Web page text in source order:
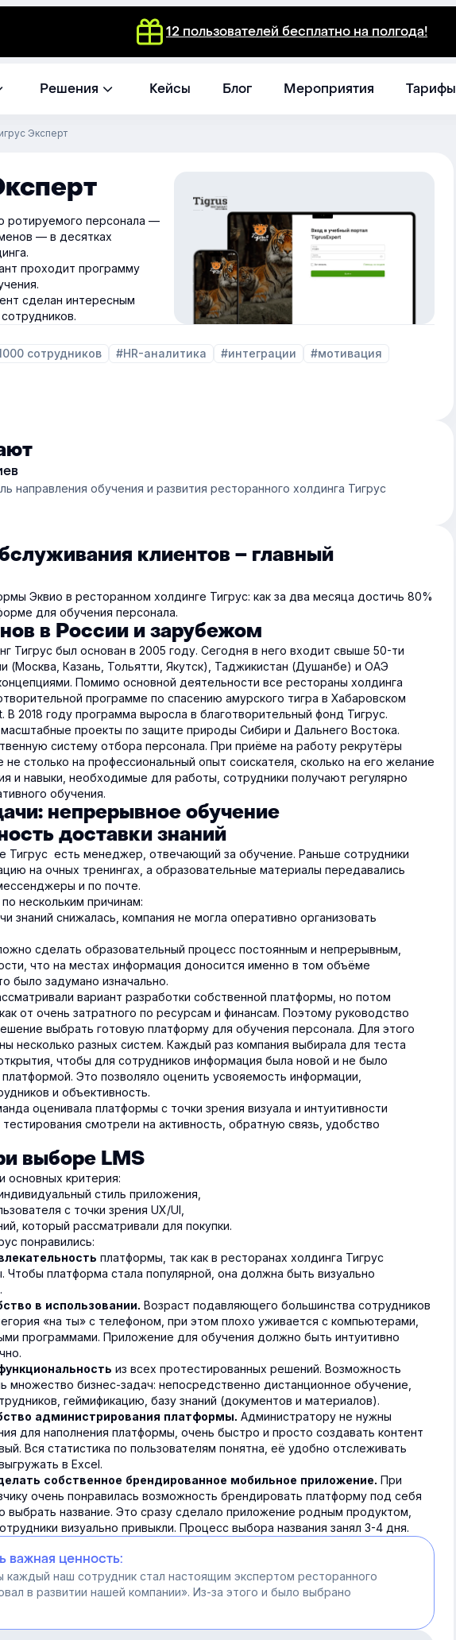
12 пользователей бесплатно на полгода!
Решения Кейсы Блог Мероприятия Тарифы
Эксперт
ротируемого персонала —
— в десятках
проходит программу
сделан интересным
сотрудников #HR-аналитика #интеграции
#мотивация
направления обучения и развития ресторанного холдинга Тигрус
клиентов – главный
Эквио в ресторанном холдинге Тигрус: как за два месяца достичь 80%
для обучения персонала.
в России и зарубежом
Тигрус был основан в 2005 году. Сегодня в него входит свыше 50-ти
(Москва, Казань, Тольятти, Якутск), Таджикистан (Душанбе) и ОАЭ
Помимо основной деятельности все рестораны холдинга
программе по спасению амурского тигра в Хабаровском
В 2018 году программа выросла в благотворительный фонд Тигрус.
проекты по защите природы Сибири и Дальнего Востока.
систему отбора персонала. При приёме на работу рекрутёры
столько на профессиональный опыт соискателя, сколько на его желание
и навыки, необходимые для работы, сотрудники получают регулярно
обучения.
непрерывное обучение
доставки знаний
Тигрус есть менеджер, отвечающий за обучение. Раньше сотрудники
на очных тренингах, а образовательные материалы передавались
и по почте.
нескольким причинам:
знаний снижалась, компания не могла оперативно организовать
сделать образовательный процесс постоянным и непрерывным,
что на местах информация доносится именно в том объёме
было задумано изначально.
вариант разработки собственной платформы, но потом
от очень затратного по ресурсам и финансам. Поэтому руководство
выбрать готовую платформу для обучения персонала. Для этого
несколько разных систем. Каждый раз компания выбирала для теста
чтобы для сотрудников информация была новой и не было
Это позволяло оценить усвояемость информации,
и объективность.
оценивала платформы с точки зрения визуала и интуитивности
смотрели на активность, обратную связь, удобство
выборе LMS
основных критерия:
стиль приложения,
с точки зрения UX/UI,
который рассматривали для покупки.
понравились:
платформы , так как в ресторанах холдинга Тигрус
Чтобы платформа стала популярной, она должна быть визуально
в использовании. Возраст подавляющего большинства сотрудников
«на ты» с телефоном, при этом плохо уживается с компьютерами,
программами. Приложение для обучения должно быть интуитивно
из всех протестированных решений. Возможность
множество бизнес-задач: непосредственно дистанционное обучение,
геймификацию, базу знаний (документов и материалов).
администрирования платформы. Администратору не нужны
для наполнения платформы, очень быстро и просто создавать контент
Вся статистика по пользователям понятна, её удобно отслеживать
в Excel.
собственное брендированное мобильное приложение. При
очень понравилась возможность брендировать платформу под себя
выбрать название. Это сразу сделало приложение родным продуктом,
визуально привыкли. Процесс выбора названия занял 3-4 дня.
важная ценность:
наш сотрудник стал настоящим экспертом ресторанного
в развитии нашей компании». Из-за этого и было выбрано